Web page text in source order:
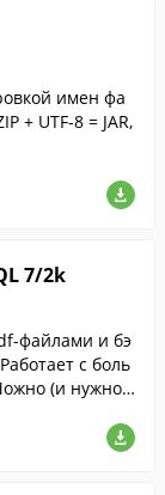
имен фа
+ UTF-8 = JAR,
7/2k
файлами и бэ
с боль
(и нужно)